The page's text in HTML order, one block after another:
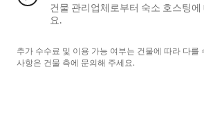
건물 관리업체로부터 숙소 호스팅에
요.
추가 수수료 및 이용 가능 여부는 건물에 따라 다를
사항은 건물 측에 문의해 주세요.